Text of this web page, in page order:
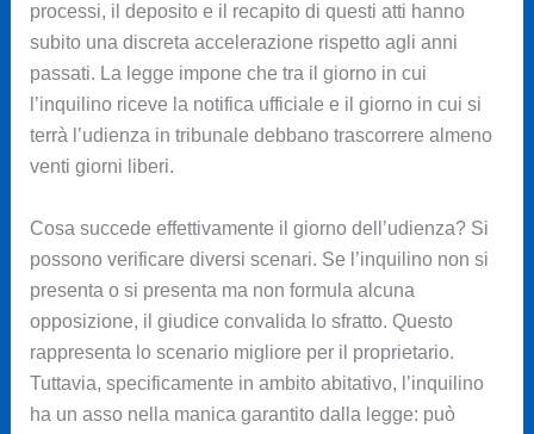
processi, il deposito e il recapito di questi atti hanno
subito una discreta accelerazione rispetto agli anni
passati. La legge impone che tra il giorno in cui
l’inquilino riceve la notifica ufficiale e il giorno in cui si
terrà l’udienza in tribunale debbano trascorrere almeno
venti giorni liberi.
Cosa succede effettivamente il giorno dell’udienza? Si
possono verificare diversi scenari. Se l’inquilino non si
presenta o si presenta ma non formula alcuna
opposizione, il giudice convalida lo sfratto. Questo
rappresenta lo scenario migliore per il proprietario.
Tuttavia, specificamente in ambito abitativo, l’inquilino
ha un asso nella manica garantito dalla legge: può